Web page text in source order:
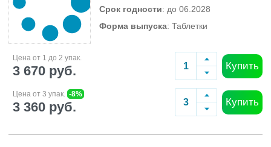
Срок годности: до 06.2028
Форма выпуска: Таблетки
Цена от 1 до 2 упак.
3 670 руб. Купить
Цена от 3 упак. -8%
3 360 руб. Купить